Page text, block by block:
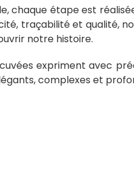
chaque étape est
traçabilité et qualité,
notre histoire.
expriment avec
complexes et